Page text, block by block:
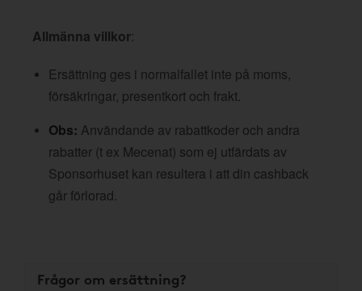
Allmänna villkor:
Ersättning ges i normalfallet inte på moms,
försäkringar, presentkort och frakt.
Obs: Användande av rabattkoder och andra
rabatter (t ex Mecenat) som ej utfärdats av
Sponsorhuset kan resultera i att din cashback
går förlorad.
Frågor om ersättning?